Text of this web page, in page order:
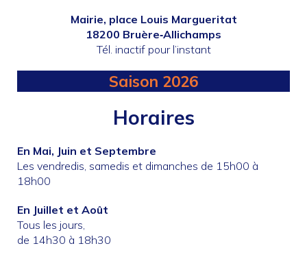
Mairie, place Louis Margueritat
18200 Bruère‐Allichamps
Tél. inactif pour l’instant
Saison 2026
Horaires
En Mai, Juin et Septembre
Les vendredis, samedis et dimanches de 15h00 à
18h00
En Juillet et Août
Tous les jours,
de 14h30 à 18h30